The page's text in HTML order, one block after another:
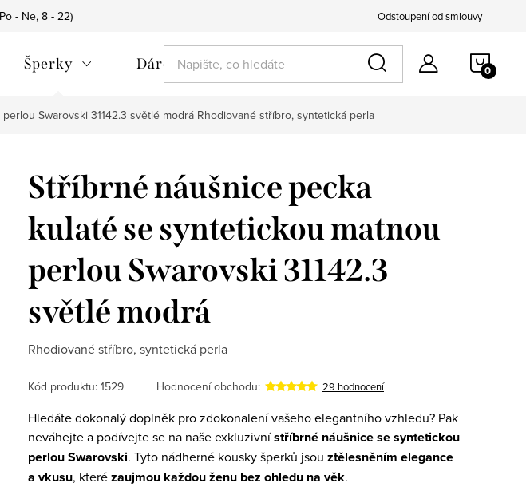
Odstoupení od smlouvy
Šperky Dárek pro ni
Swarovski 31142.3 světlé modrá Rhodiované stříbro, syntetická perla
Stříbrné náušnice pecka
kulaté se syntetickou matnou
perlou Swarovski 31142.3
světlé modrá
Rhodiované stříbro, syntetická perla
Kód produktu: 1529 Hodnocení obchodu: 29 hodnocení
Hledáte dokonalý doplněk pro zdokonalení vašeho elegantního vzhledu? Pak
neváhejte a podívejte se na naše exkluzivnístříbrné náušnice se syntetickou
perlou Swarovski. Tyto nádherné kousky šperků jsou ztělesněním elegance
a vkusu, kterézaujmou každou ženu bez ohledu na věk.